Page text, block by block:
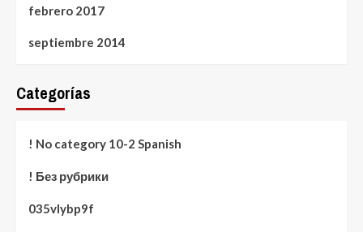
febrero 2017
septiembre 2014
Categorías
! No category 10-2 Spanish
! Без рубрики
035vlybp9f